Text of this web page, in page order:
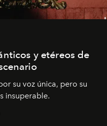
y etéreos de
su voz única, pero su
insuperable.